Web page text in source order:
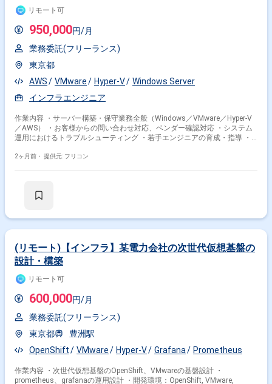
リモート可
950,000円/月
業務委託(フリーランス)
東京都
AWS
VMware Hyper-V
Windows Server
インフラエンジニア
作業内容 ・サーバー構築・保守業務全般（Windows／VMware／Hyper-V
／AWS） ・お客様からの問い合わせ対応、ベンダー確認対応 ・システム
運用におけるトラブルシューティング ・若手エンジニアの育成・指導 ・
2ヶ月前・ 提供元: フリコン
(リモート)【インフラ】某電力会社の次世代仮想基盤の
設計・構築
リモート可
600,000円/月
業務委託(フリーランス)
東京都
豊洲駅
OpenShift
VMware Hyper-V Grafana Prometheus
作業内容 ・次世代仮想基盤のOpenShift、VMwareの基盤設計 ・
prometheus、grafanaの運用設計 ・開発環境：OpenShift, VMware,